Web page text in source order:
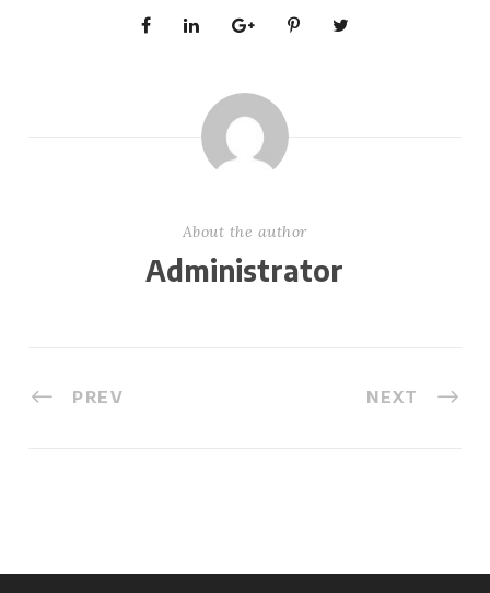
About the author
Administrator
PREV NEXT